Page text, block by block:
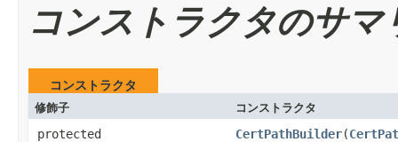
コンストラクタのサマ
コンストラクタ
修飾子 コンストラクタ
protected CertPathBuilder(